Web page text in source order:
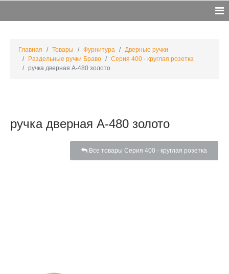
Главная Товары Фурнитура
Дверные ручки
Раздельные ручки Браво
Серия 400 - круглая розетка
ручка дверная A-480 золото
ручка дверная A-480 золото
Все товары Серия 400 - круглая розетка